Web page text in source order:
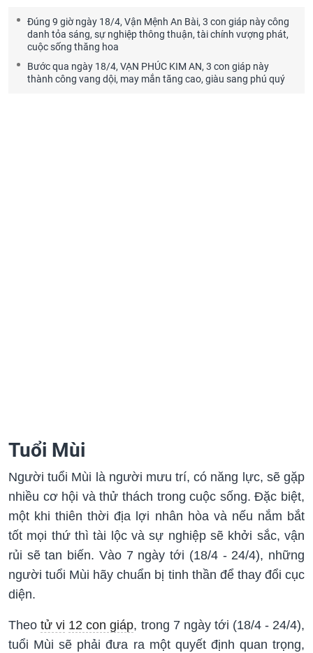
Đúng 9 giờ ngày 18/4, Vận Mệnh An Bài, 3 con giáp này công
danh tỏa sáng, sự nghiệp thông thuận, tài chính vượng phát,
cuộc sống thăng hoa
Bước qua ngày 18/4, VẠN PHÚC KIM AN, 3 con giáp này
thành công vang dội, may mắn tăng cao, giàu sang phú quý
Tuổi Mùi
Người tuổi Mùi là người mưu trí, có năng lực, sẽ gặp
nhiều cơ hội và thử thách trong cuộc sống. Đặc biệt,
một khi thiên thời địa lợi nhân hòa và nếu nắm bắt
tốt mọi thứ thì tài lộc và sự nghiệp sẽ khởi sắc, vận
rủi sẽ tan biến. Vào 7 ngày tới (18/4 - 24/4), những
người tuổi Mùi hãy chuẩn bị tinh thần để thay đổi cục
diện.
Theotử vi 12 con giáp, trong 7 ngày tới (18/4 - 24/4),
tuổi Mùi sẽ phải đưa ra một quyết định quan trọng,